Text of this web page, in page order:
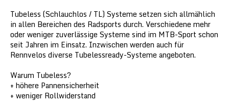
Tubeless (Schlauchlos / TL) Systeme setzen sich allmählich
in allen Bereichen des Radsports durch. Verschiedene mehr
oder weniger zuverlässige Systeme sind im MTB-Sport schon
seit Jahren im Einsatz. Inzwischen werden auch für
Rennvelos diverse Tubelessready-Systeme angeboten.
Warum Tubeless?
+ höhere Pannensicherheit
+ weniger Rollwiderstand